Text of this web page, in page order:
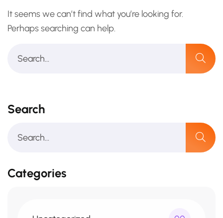
It seems we can’t find what you’re looking for.
Perhaps searching can help.
Search
Categories